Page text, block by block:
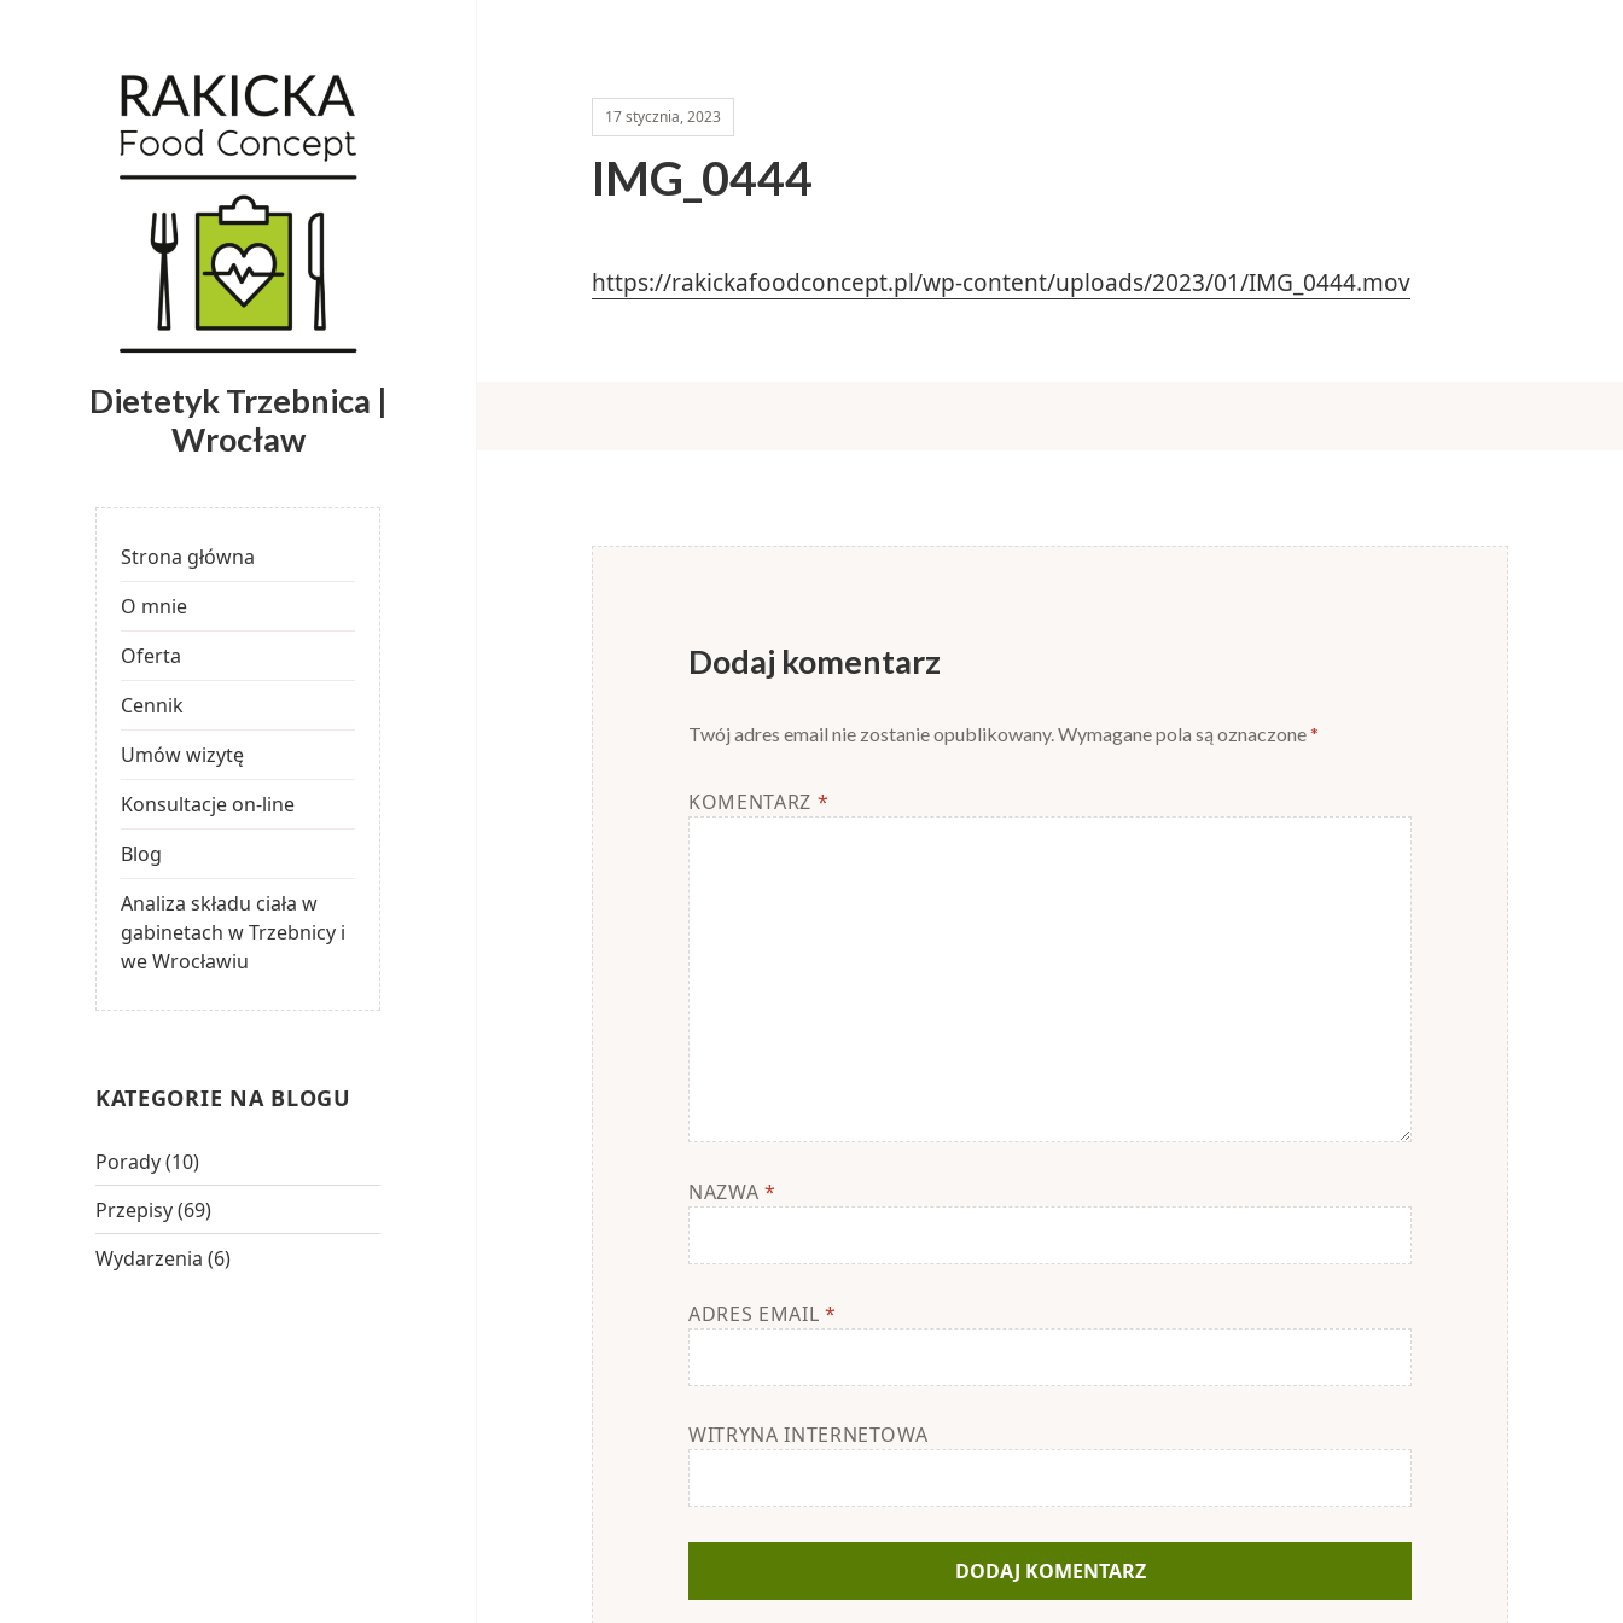
Dietetyk Trzebnica |
Wrocław
Strona główna
O mnie
Oferta
Cennik
Umów wizytę
Konsultacje on-line
Blog
Analiza składu ciała w
gabinetach w Trzebnicy i
we Wrocławiu
KATEGORIE NA BLOGU
Porady(10)
Przepisy(69)
Wydarzenia (6)
17 stycznia, 2023
IMG_0444
https://rakickafoodconcept.pl/wp-content/uploads/2023/01/IMG_0444.mov
Dodaj komentarz
Twój adres email nie zostanie opublikowany.Wymagane pola są oznaczone*
KOMENTARZ *
NAZWA*
ADRES EMAIL *
WITRYNA INTERNETOWA